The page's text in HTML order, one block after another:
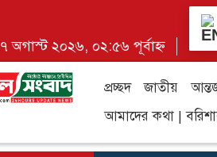
অগাস্ট ২০২৬, ০২:৫৬ পূর্বাহ্ন
প্রচ্ছদ জাতীয়
আমাদের কথা |